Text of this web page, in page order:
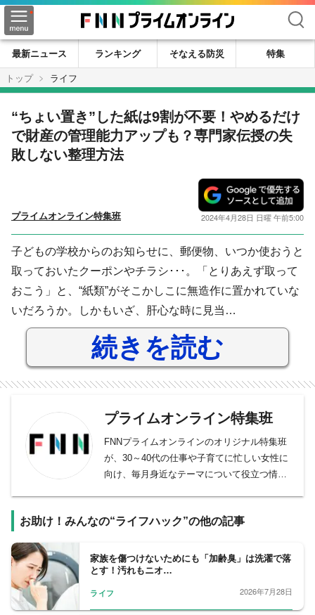
検索
最新ニュース ランキング そなえる防災
特集
トップ
ライフ
“ちょい置き”した紙は9割が不要！やめるだけ
で財産の管理能力アップも？専門家伝授の失
敗しない整理方法
プライムオンライン特集班 2024年4月28日 日曜 午前5:00
子どもの学校からのお知らせに、郵便物、いつか使おうと
取っておいたクーポンやチラシ･･･。「とりあえず取って
おこう」と、“紙類”がそこかしこに無造作に置かれていな
いだろうか。しかもいざ、肝心な時に見当…
続きを読む
プライムオンライン特集班
FNNプライムオンラインのオリジナル特集班
が、30～40代の仕事や子育てに忙しい女性に
向け、毎月身近なテーマについて役立つ情報
お助け！みんなの“ライフハック”の他の記事
家族を傷つけないためにも「加齢臭」は洗濯で落
とす！汚れもニオ…
ライフ 2026年7月28日